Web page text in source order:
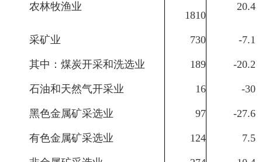
农林牧渔业
1810
20.4
采矿业 730 -7.1
其中：煤炭开采和洗选业 189 -20.2
石油和天然气开采业 16 -30
黑色金属矿采选业 97 -27.6
有色金属矿采选业 124 7.5